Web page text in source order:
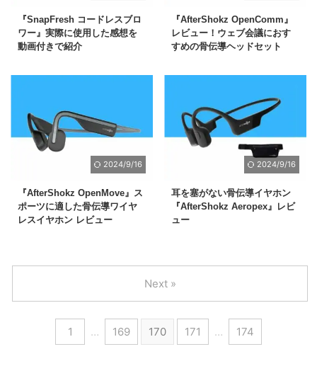
『SnapFresh コードレスブロ
ワー』実際に使用した感想を
動画付きで紹介
『AfterShokz OpenComm』
レビュー！ウェブ会議におす
すめの骨伝導ヘッドセット
2024/9/16
『AfterShokz OpenMove』ス
ポーツに適した骨伝導ワイヤ
レスイヤホン レビュー
2024/9/16
耳を塞がない骨伝導イヤホン
『AfterShokz Aeropex』レビ
ュー
1 … 169 170 171 … 174
Next »